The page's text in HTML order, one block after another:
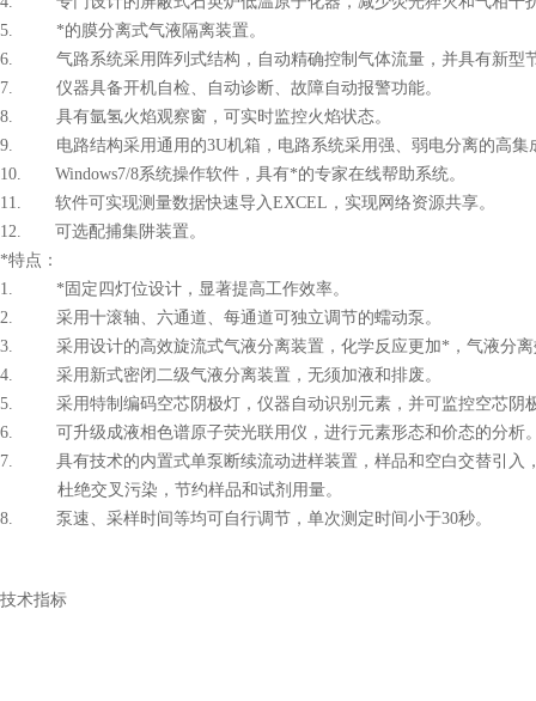
5. *的膜分离式气液隔离装置。
6. 气路系统采用阵列式结构，自动精确控制气体流量，并具有新型
7. 仪器具备开机自检、自动诊断、故障自动报警功能。
8. 具有氩氢火焰观察窗，可实时监控火焰状态。
9. 电路结构采用通用的3U机箱，电路系统采用强、弱电分离的高集
10. Windows7/8系统操作软件，具有*的专家在线帮助系统。
11. 软件可实现测量数据快速导入EXCEL，实现网络资源共享。
12. 可选配捕集阱装置。
*特点：
1. *固定四灯位设计，显著提高工作效率。
2. 采用十滚轴、六通道、每通道可独立调节的蠕动泵。
3. 采用设计的高效旋流式气液分离装置，化学反应更加*，气液分离
4. 采用新式密闭二级气液分离装置，无须加液和排废。
5. 采用特制编码空芯阴极灯，仪器自动识别元素，并可监控空芯阴
6. 可升级成液相色谱原子荧光联用仪，进行元素形态和价态的分析
7. 具有技术的内置式单泵断续流动进样装置，样品和空白交替引入
杜绝交叉污染，节约样品和试剂用量。
8. 泵速、采样时间等均可自行调节，单次测定时间小于30秒。
技术指标